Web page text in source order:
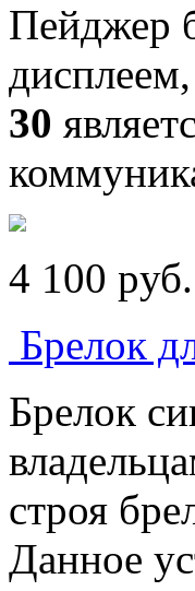
Пейджер
30
4 100 pуб.
Брелок
Брелок
строя
Данное